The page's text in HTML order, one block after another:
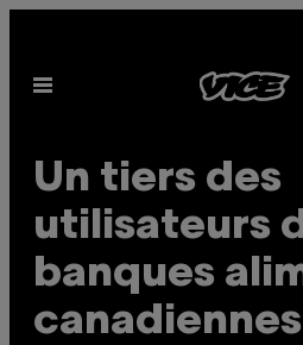
content
Open
Un tiers des
utilisateurs
banques